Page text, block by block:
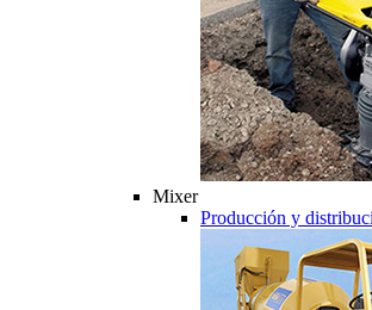
Mixer
Producción y